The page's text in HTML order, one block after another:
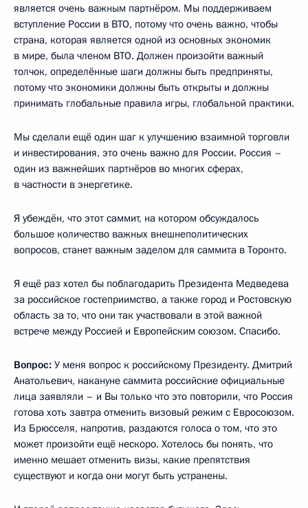
является очень важным партнёром. Мы поддерживаем
вступление России в ВТО, потому что очень важно, чтобы
страна, которая является одной из основных экономик
в мире, была членом ВТО. Должен произойти важный
толчок, определённые шаги должны быть предприняты,
потому что экономики должны быть открыты и должны
принимать глобальные правила игры, глобальной практики.
Мы сделали ещё один шаг к улучшению взаимной торговли
и инвестирования, это очень важно для России. Россия –
один из важнейших партнёров во многих сферах,
в частности в энергетике.
Я убеждён, что этот саммит, на котором обсуждалось
большое количество важных внешнеполитических
вопросов, станет важным заделом для саммита в Торонто.
Я ещё раз хотел бы поблагодарить Президента Медведева
за российское гостеприимство, а также город и Ростовскую
область за то, что они так участвовали в этой важной
встрече между Россией и Европейским союзом. Спасибо.
Вопрос: У меня вопрос к российскому Президенту. Дмитрий
Анатольевич, накануне саммита российские официальные
лица заявляли – и Вы только что это повторили, что Россия
готова хоть завтра отменить визовый режим с Евросоюзом.
Из Брюсселя, напротив, раздаются голоса о том, что это
может произойти ещё нескоро. Хотелось бы понять, что
именно мешает отменить визы, какие препятствия
существуют и когда они могут быть устранены.